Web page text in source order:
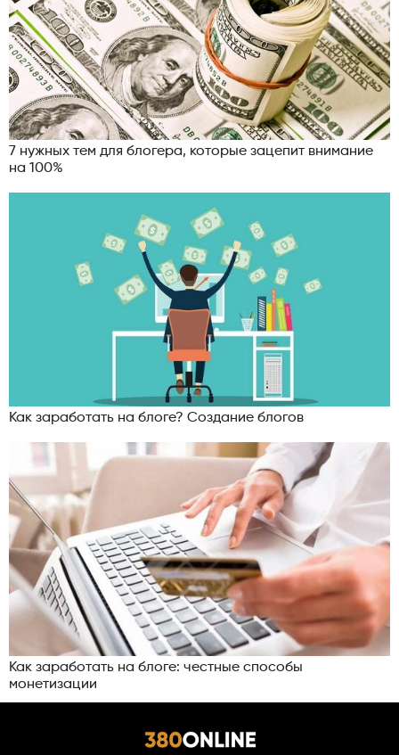
7 нужных тем для блогера, которые зацепит внимание
на 100%
Как заработать на блоге? Создание блогов
Как заработать на блоге: честные способы
монетизации